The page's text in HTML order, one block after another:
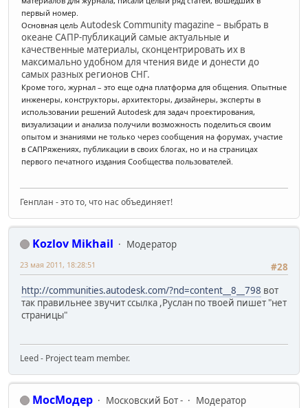
первый номер.
Основная цель Autodesk Community magazine – выбрать в
океане САПР-публикаций самые актуальные и
качественные материалы, сконцентрировать их в
максимально удобном для чтения виде и донести до
самых разных регионов СНГ.
Кроме того, журнал – это еще одна платформа для общения. Опытные
инженеры, конструкторы, архитекторы, дизайнеры, эксперты в
использовании решений Autodesk для задач проектирования,
визуализации и анализа получили возможность поделиться своим
опытом и знаниями не только через сообщения на форумах, участие
в САПРяжениях, публикации в своих блогах, но и на страницах
первого печатного издания Сообщества пользователей.
Генплан - это то, что нас объединяет!
Kozlov Mikhail
Модератор
#28
23 мая 2011, 18:28:51
http://communities.autodesk.com/?nd=content__8__798 вот
так правильнее звучит ссылка ,Руслан по твоей пишет "нет
страницы"
Leed - Project team member.
МосМодер Московский Бот -
Модератор